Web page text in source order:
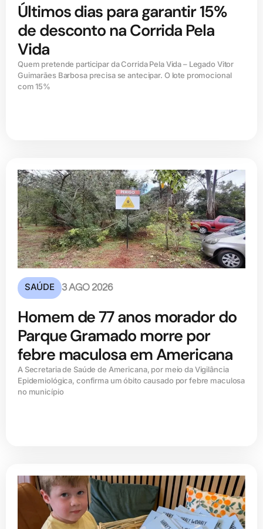
Últimos dias para garantir 15%
de desconto na Corrida Pela
Vida
Quem pretende participar da Corrida Pela Vida – Legado Vitor
Guimarães Barbosa precisa se antecipar. O lote promocional
com 15%
SAÚDE 3 AGO 2026
Homem de 77 anos morador do
Parque Gramado morre por
febre maculosa em Americana
A Secretaria de Saúde de Americana, por meio da Vigilância
Epidemiológica, confirma um óbito causado por febre maculosa
no município